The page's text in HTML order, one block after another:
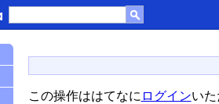
この操作ははてなに ログインい